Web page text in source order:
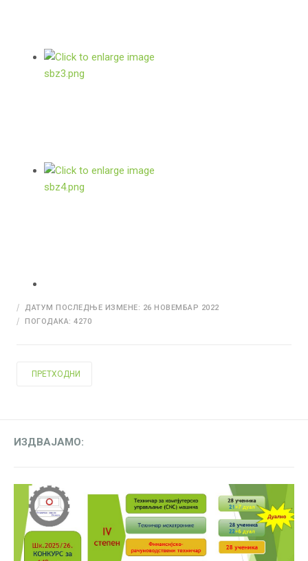
ДАТУМ ПОСЛЕДЊЕ ИЗМЕНЕ: 26 НОВЕМБАР 2022
ПОГОДАКА: 4270
ПРЕТХОДНИ ЧЛАНАК: ПРОЈЕКАТ "ШКОЛА БЕЗ НАСИЉА"
ПРЕТХОДНИ
ИЗДВАЈАМО: